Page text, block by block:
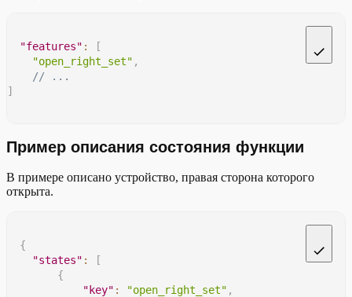
"features" :
[
"open_right_set" ,
// ...
]
Пример описания состояния функции
В примере описано устройство, правая сторона которого
открыта.
{
"states" :
[
{
"key" : "open_right_set" ,